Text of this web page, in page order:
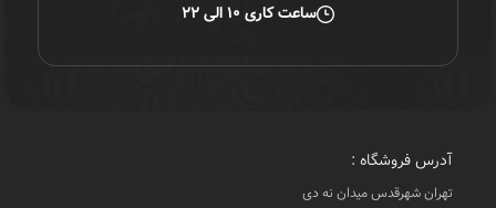
ساعت کاری ۱۰ الی ۲۲
آدرس فروشگاه :
تهران شهرقدس میدان نه دی